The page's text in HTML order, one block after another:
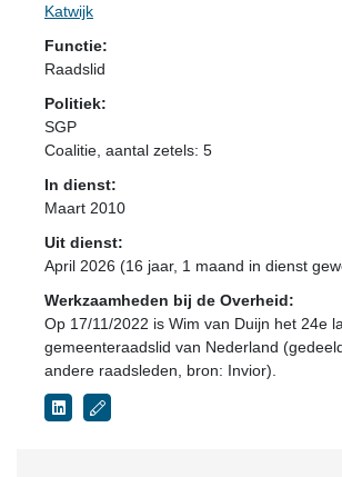
Katwijk
Functie:
Raadslid
Politiek:
SGP
Coalitie , aantal zetels: 5
In dienst:
Maart 2010
Uit dienst:
April 2026 (16 jaar, 1 maand in dienst
Werkzaamheden bij de Overheid:
Op 17/11/2022 is Wim van Duijn het 24e
gemeenteraadslid van Nederland
andere raadsleden, bron: Invior).